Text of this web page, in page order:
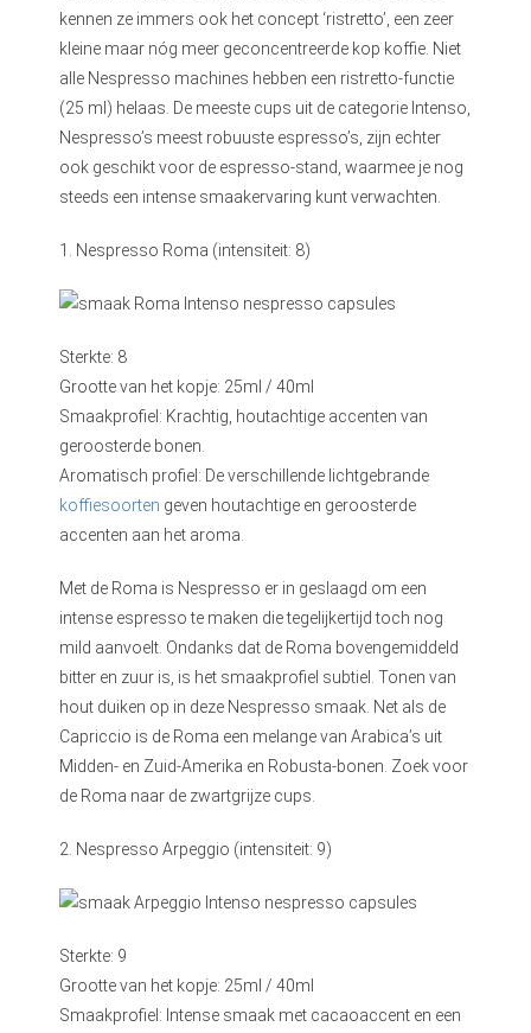
kennen ze immers ook het concept ‘ristretto’, een zeer
kleine maar nóg meer geconcentreerde kop koffie. Niet
alle Nespresso machines hebben een ristretto-functie
(25 ml) helaas. De meeste cups uit de categorie Intenso,
Nespresso’s meest robuuste espresso’s, zijn echter
ook geschikt voor de espresso-stand, waarmee je nog
steeds een intense smaakervaring kunt verwachten.
1. Nespresso Roma (intensiteit: 8)
Sterkte: 8
Grootte van het kopje: 25ml / 40ml
Smaakprofiel: Krachtig, houtachtige accenten van
geroosterde bonen.
Aromatisch profiel: De verschillende lichtgebrande
koffiesoorten geven houtachtige en geroosterde
accenten aan het aroma.
Met de Roma is Nespresso er in geslaagd om een
intense espresso te maken die tegelijkertijd toch nog
mild aanvoelt. Ondanks dat de Roma bovengemiddeld
bitter en zuur is, is het smaakprofiel subtiel. Tonen van
hout duiken op in deze Nespresso smaak. Net als de
Capriccio is de Roma een melange van Arabica’s uit
Midden- en Zuid-Amerika en Robusta-bonen. Zoek voor
de Roma naar de zwartgrijze cups.
2. Nespresso Arpeggio (intensiteit: 9)
Sterkte: 9
Grootte van het kopje: 25ml / 40ml
Smaakprofiel: Intense smaak met cacaoaccent en een